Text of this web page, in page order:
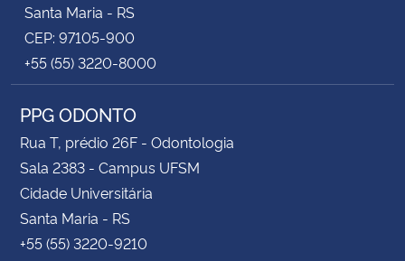
Santa Maria - RS
CEP: 97105-900
+55 (55) 3220-8000
PPG ODONTO
Rua T, prédio 26F - Odontologia
Sala 2383 - Campus UFSM
Cidade Universitária
Santa Maria - RS
+55 (55) 3220-9210